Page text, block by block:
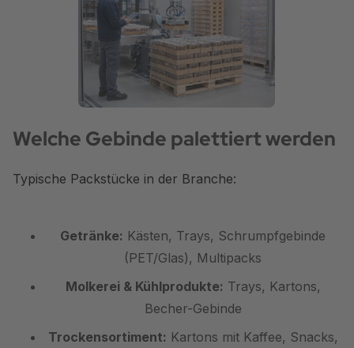
Welche Gebinde palettiert werden
Typische Packstücke in der Branche:
Getränke: Kästen, Trays, Schrumpfgebinde
(PET/Glas), Multipacks
Molkerei & Kühlprodukte: Trays, Kartons,
Becher-Gebinde
Trockensortiment: Kartons mit Kaffee, Snacks,